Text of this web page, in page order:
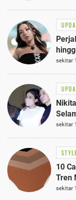
sekitar
sekitar
10
Tren
sekitar